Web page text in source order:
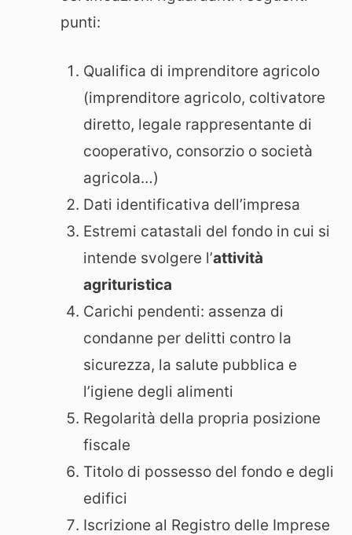
punti:
Qualifica di imprenditore agricolo
(imprenditore agricolo, coltivatore
diretto, legale rappresentante di
cooperativo, consorzio o società
agricola…)
Dati identificativa dell’impresa
Estremi catastali del fondo in cui si
intende svolgere l’attività
agrituristica
Carichi pendenti: assenza di
condanne per delitti contro la
sicurezza, la salute pubblica e
l’igiene degli alimenti
Regolarità della propria posizione
fiscale
Titolo di possesso del fondo e degli
edifici
Iscrizione al Registro delle Imprese